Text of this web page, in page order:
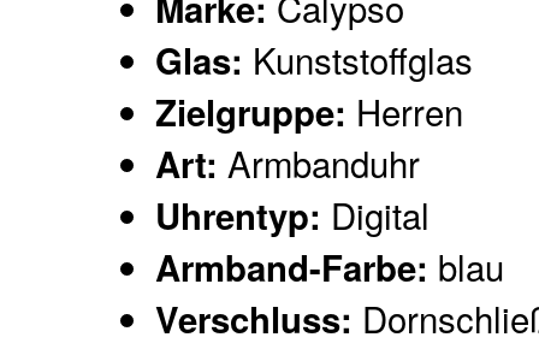
Glas: Kunststoffglas
Zielgruppe: Herren
Art: Armbanduhr
Uhrentyp: Digital
Armband-Farbe: blau
Verschluss: